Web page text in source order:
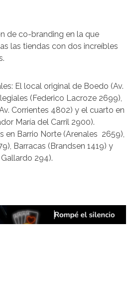
de co-branding en la que
las tiendas con dos increíbles
El local original de Boedo (Av.
(Federico Lacroze 2699),
Corrientes 4802) y el cuarto en
María del Carril 2900).
en Barrio Norte (Arenales 2659),
Barracas (Brandsen 1419) y
294).